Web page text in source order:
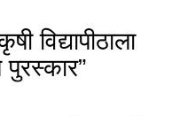
विद्यापीठाला
पुरस्कार”